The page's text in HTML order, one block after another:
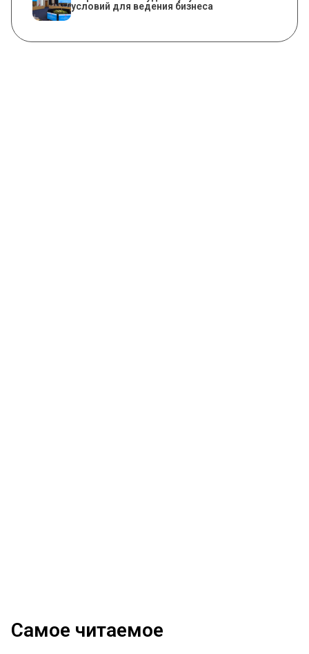
условий для ведения бизнеса
Самое читаемое